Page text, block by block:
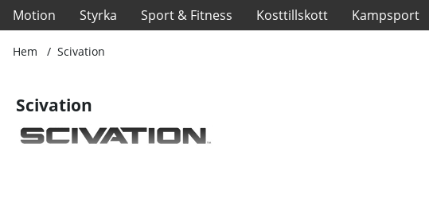
Motion Styrka Sport & Fitness Kosttillskott Kampsport
Hem Scivation
Scivation